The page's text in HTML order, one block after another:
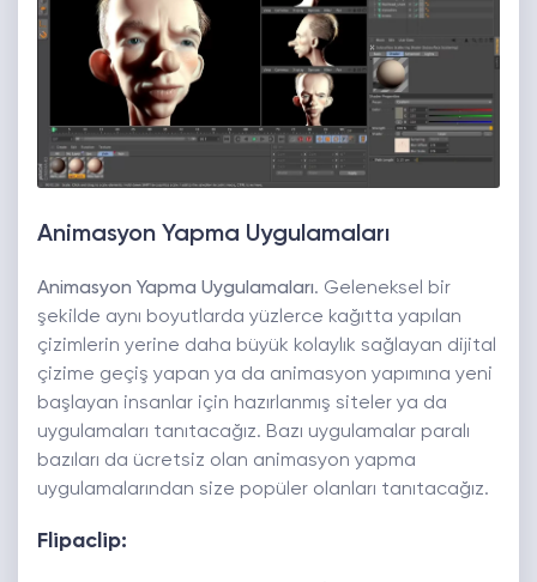
Animasyon Yapma Uygulamaları
Animasyon Yapma Uygulamaları. Geleneksel bir
şekilde aynı boyutlarda yüzlerce kağıtta yapılan
çizimlerin yerine daha büyük kolaylık sağlayan dijital
çizime geçiş yapan ya da animasyon yapımına yeni
başlayan insanlar için hazırlanmış siteler ya da
uygulamaları tanıtacağız. Bazı uygulamalar paralı
bazıları da ücretsiz olan animasyon yapma
uygulamalarından size popüler olanları tanıtacağız.
Flipaclip: